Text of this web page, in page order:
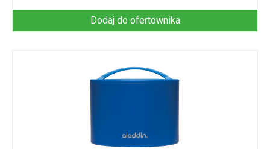
Dodaj do ofertownika